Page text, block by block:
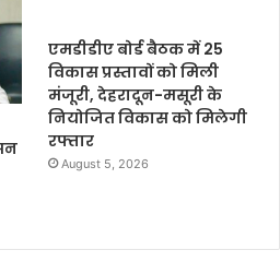
एमडीडीए बोर्ड बैठक में 25
विकास प्रस्तावों को मिली
मंजूरी, देहरादून-मसूरी के
नियोजित विकास को मिलेगी
रफ्तार
August 5, 2026